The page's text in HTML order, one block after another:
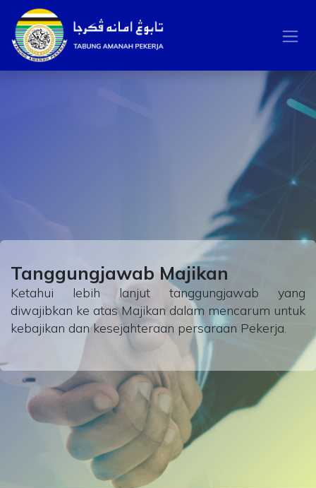
Skip to Content
Tanggungjawab Majikan
Ketahui lebih lanjut tanggungjawab yang
diwajibkan ke atas Majikan dalam mencarum untuk
kebajikan dan kesejahteraan persaraan Pekerja.